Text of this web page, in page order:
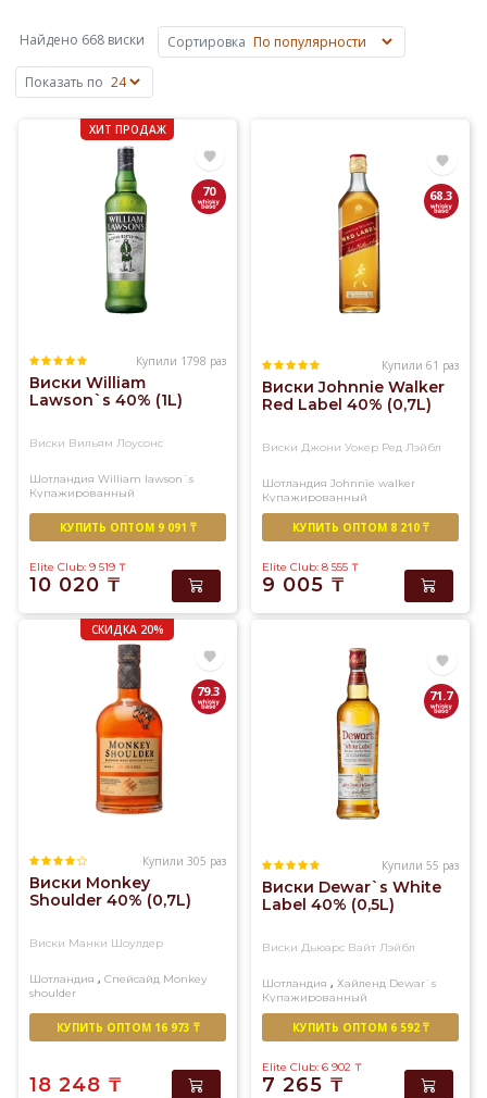
основе
ячменя,
пшеницы,
Канаде,
известен
также
виски.
вы
найдете
огромный
ассортимент
солодового
купажированного
превосходного
Найдено 668 виски Сортировка
Показать по
ХИТ ПРОДАЖ
70
Купили 1798 раз
Виски William
Lawson`s 40% (1L)
Виски Вильям Лоусонс
Шотландия William lawson`s
Купажированный
КУПИТЬ ОПТОМ 9 091 ₸
Elite Club: 9 519 ₸
10 020 ₸
68.3
Купили 61 раз
Виски Johnnie Walker
Red Label 40% (0,7L)
Виски Джони Уокер Ред Лэйбл
Шотландия Johnnie walker
Купажированный
КУПИТЬ ОПТОМ 8 210 ₸
Elite Club: 8 555 ₸
9 005 ₸
СКИДКА 20%
79.3
Купили 305 раз
Виски Monkey
Shoulder 40% (0,7L)
Виски Манки Шоулдер
Шотландия , Спейсайд Monkey
shoulder
КУПИТЬ ОПТОМ 16 973 ₸
18 248 ₸
71.7
Купили 55 раз
Виски Dewar`s White
Label 40% (0,5L)
Виски Дьюарс Вайт Лэйбл
Шотландия , Хайленд Dewar`s
Купажированный
КУПИТЬ ОПТОМ 6 592 ₸
Elite Club: 6 902 ₸
7 265 ₸